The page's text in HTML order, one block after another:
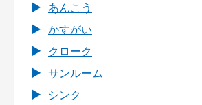
あんこう
かすがい
クローク
サンルーム
シンク